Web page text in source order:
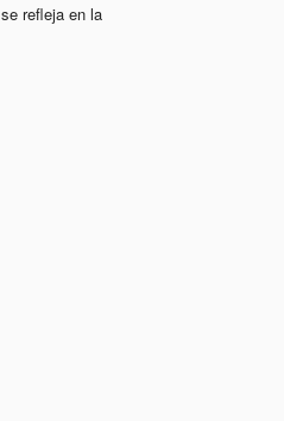
refleja en la